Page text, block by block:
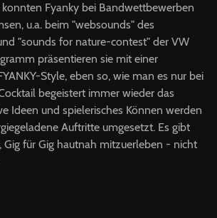
konnten Fyanky bei Bandwettbewerben
u.a. beim "websounds" des
"sounds for nature-contest" der VW
präsentieren sie mit einer
Style, eben so, wie man es nur bei
begeistert immer wieder das
Ideen und spielerisches Können werden
Auftritte umgesetzt. Es gibt
Gig für Gig hautnah mitzuerleben - nicht